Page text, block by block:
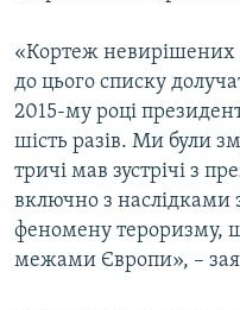
«Кортеж невирішених
до цього списку
2015-му році
шість разів. Ми були
тричі мав зустрічі з
включно з наслідками
феномену тероризму,
межами Європи», –